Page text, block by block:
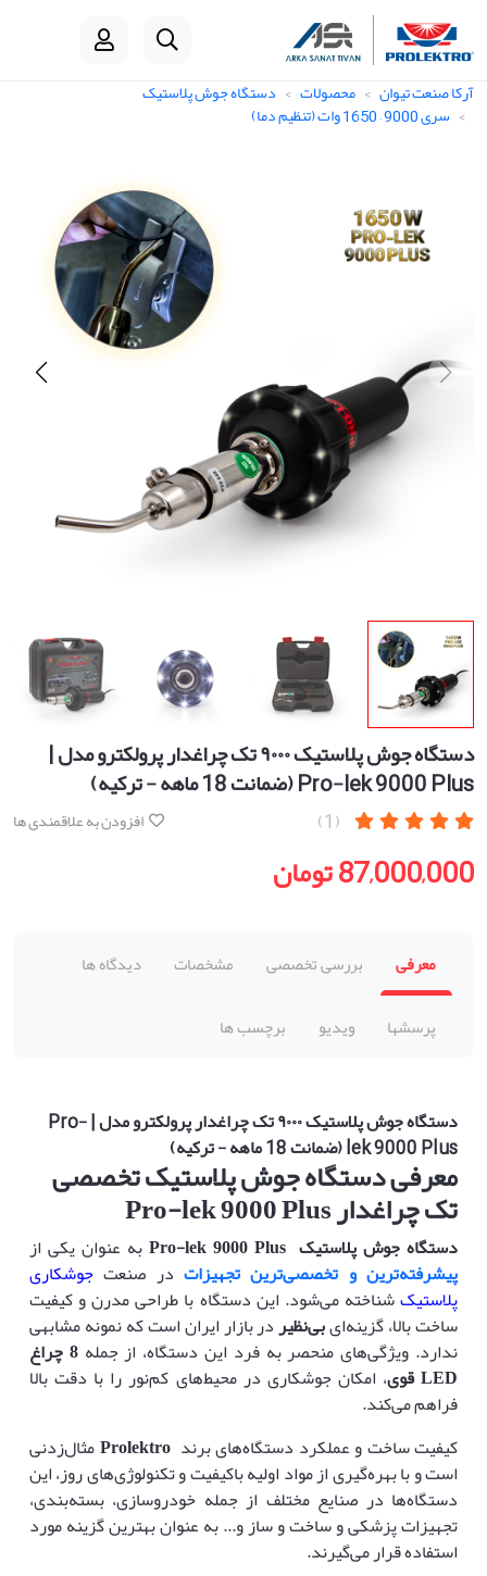
آرکا صنعت تیوان محصولات دستگاه جوش پلاستیک
سری 9000 – 1650 وات (تنظیم دما)
دستگاه جوش پلاستیک ۹۰۰۰ تک چراغدار پرولکترو مدل |
Pro-lek 9000 Plus (ضمانت 18 ماهه - ترکیه)
(1) افزودن به علاقمندی ها
87,000,000 تومان
معرفی بررسی تخصصی مشخصات
دیدگاه ها
پرسشها
ویدیو برچسب ها
دستگاه جوش پلاستیک ۹۰۰۰ تک چراغدار پرولکترو مدل | Pro-
lek 9000 Plus (ضمانت 18 ماهه - ترکیه)
معرفی دستگاه جوش پلاستیک تخصصی
تک چراغدار Pro-lek 9000 Plus
دستگاه جوش پلاستیک Pro-lek 9000 Plusبه عنوان یکی از
پیشرفته‌ترین و تخصصی‌ترین تجهیزات در صنعت جوشکاری
پلاستیکشناخته می‌شود. این دستگاه با طراحی مدرن و کیفیت
ساخت بالا، گزینه‌ایبی‌نظیردر بازار ایران است که نمونه مشابهی
ندارد. ویژگی‌های منحصر به فرد این دستگاه، از جمله8چراغ
LEDقوی، امکان جوشکاری در محیط‌های کم‌نور را با دقت بالا
فراهم می‌کند.
کیفیت ساخت و عملکرد دستگاه‌های برندProlektroمثال‌زدنی
است و با بهره‌گیری از مواد اولیه باکیفیت و تکنولوژی‌های روز، این
دستگاه‌ها در صنایع مختلف از جمله خودروسازی، بسته‌بندی،
تجهیزات پزشکی و ساخت و ساز و... به عنوان بهترین گزینه مورد
استفاده قرار می‌گیرند.